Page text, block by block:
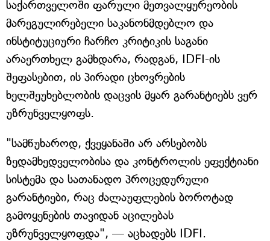
საქართველოში ფარული მეთვალყურეობის
მარეგულირებელი საკანონმდებლო და
ინსტიტუციური ჩარჩო კრიტიკის საგანი
არაერთხელ გამხდარა, რადგან, IDFI-ის
შეფასებით, ის პირადი ცხოვრების
ხელშეუხებლობის დაცვის მყარ გარანტიებს ვერ
უზრუნველყოფს.
"სამწუხაროდ, ქვეყანაში არ არსებობს
ზედამხედველობისა და კონტროლის ეფექტიანი
სისტემა და სათანადო პროცედურული
გარანტიები, რაც ძალაუფლების ბოროტად
გამოყენების თავიდან აცილებას
უზრუნველყოფდა", — აცხადებს IDFI.